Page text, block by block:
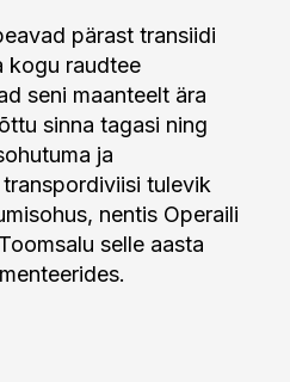
pärast transiidi
kogu raudtee
seni maanteelt ära
sinna tagasi ning
ja
tulevik
nentis Operaili
selle aasta